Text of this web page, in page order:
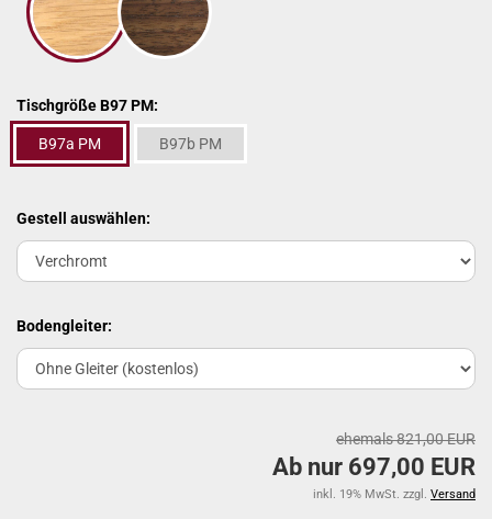
Tischgröße B97 PM:
B97a PM B97b PM
Gestell auswählen:
Bodengleiter:
ehemals 821,00 EUR
Ab nur 697,00 EUR
inkl. 19% MwSt. zzgl. Versand